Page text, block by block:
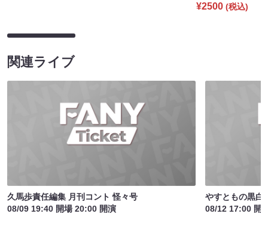
¥2500 (税込)
関連ライブ
久馬歩責任編集 月刊コント 怪々号
08/09 19:40 開場 20:00 開演
やすともの黒白
08/12 17:00 開